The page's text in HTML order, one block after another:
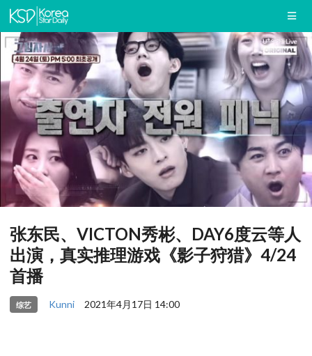
张东民、VICTON秀彬、DAY6度云等人
出演，真实推理游戏《影子狩猎》4/24
首播
综艺 Kunni 2021年4月17日 14:00